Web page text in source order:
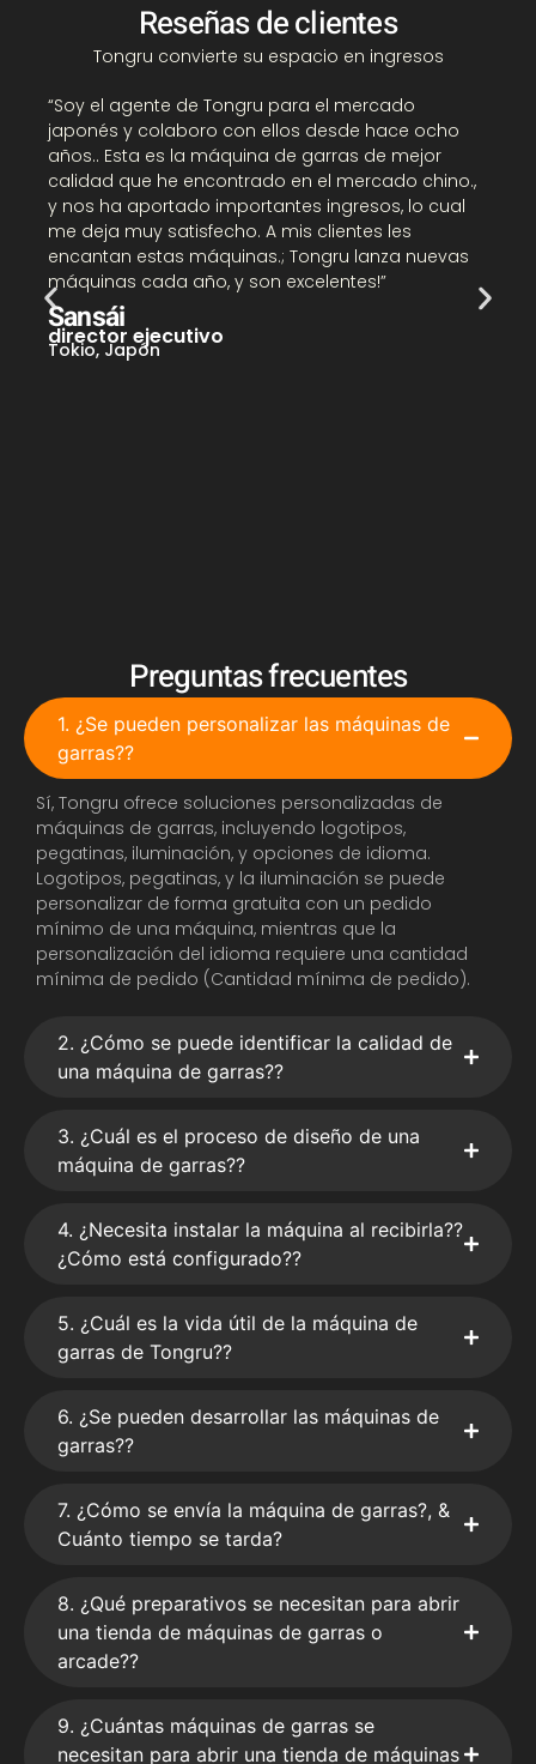
Reseñas de clientes
Tongru convierte su espacio en ingresos
“Soy el agente de Tongru para el mercado
japonés y colaboro con ellos desde hace ocho
años.. Esta es la máquina de garras de mejor
calidad que he encontrado en el mercado chino.,
y nos ha aportado importantes ingresos, lo cual
me deja muy satisfecho. A mis clientes les
encantan estas máquinas.; Tongru lanza nuevas
máquinas cada año, y son excelentes!”
Sansái
director ejecutivo
Tokio, Japón
Preguntas frecuentes
1. ¿Se pueden personalizar las máquinas de
garras??
Sí, Tongru ofrece soluciones personalizadas de
máquinas de garras, incluyendo logotipos,
pegatinas, iluminación, y opciones de idioma.
Logotipos, pegatinas, y la iluminación se puede
personalizar de forma gratuita con un pedido
mínimo de una máquina, mientras que la
personalización del idioma requiere una cantidad
mínima de pedido (Cantidad mínima de pedido).
2. ¿Cómo se puede identificar la calidad de
una máquina de garras??
3. ¿Cuál es el proceso de diseño de una
máquina de garras??
4. ¿Necesita instalar la máquina al recibirla??
¿Cómo está configurado??
5. ¿Cuál es la vida útil de la máquina de
garras de Tongru??
6. ¿Se pueden desarrollar las máquinas de
garras??
7. ¿Cómo se envía la máquina de garras?, &
Cuánto tiempo se tarda?
8. ¿Qué preparativos se necesitan para abrir
una tienda de máquinas de garras o
arcade??
9. ¿Cuántas máquinas de garras se
necesitan para abrir una tienda de máquinas